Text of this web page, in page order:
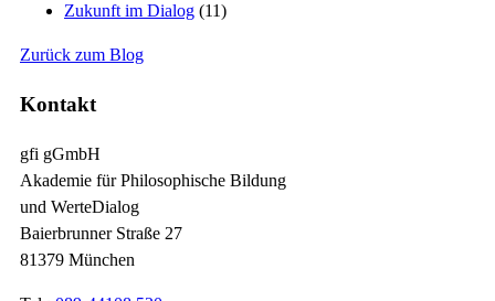
Zukunft im Dialog (11)
Zurück zum Blog
Kontakt
gfi gGmbH
Akademie für Philosophische Bildung
und WerteDialog
Baierbrunner Straße 27
81379 München